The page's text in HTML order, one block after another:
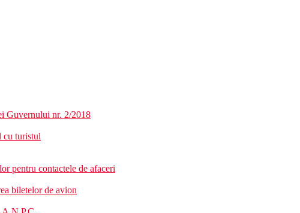
culinare cu specific international si local
Guvernului nr. 2/2018
cu turistul
pentru contactele de afaceri
biletelor de avion